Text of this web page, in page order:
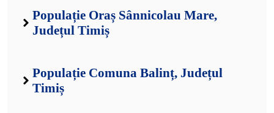
Populație Oraș Sânnicolau Mare,
Județul Timiș
Populație Comuna Balinț, Județul
Timiș